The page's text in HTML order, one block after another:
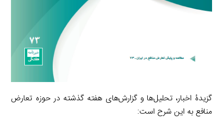
گزیدۀ اخبار، تحلیل‌ها و گزارش‌های هفته گذشته در حوزه تعارض
منافع به این شرح است: